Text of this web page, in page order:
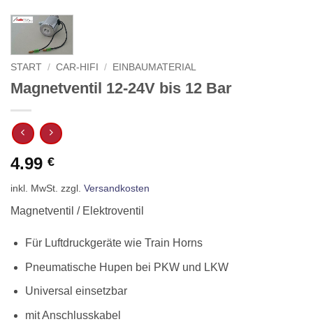
START / CAR-HIFI / EINBAUMATERIAL
Magnetventil 12-24V bis 12 Bar
4.99 €
inkl. MwSt. zzgl. Versandkosten
Magnetventil / Elektroventil
Für Luftdruckgeräte wie Train Horns
Pneumatische Hupen bei PKW und LKW
Universal einsetzbar
mit Anschlusskabel